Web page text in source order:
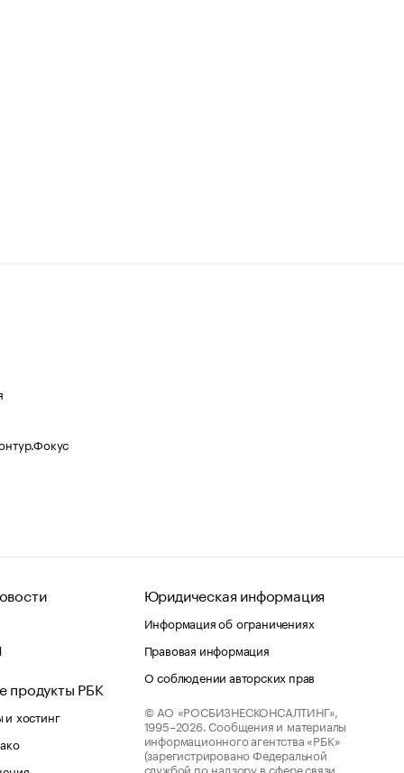
продукты РБК
хостинг
Юридическая информация
Информация об ограничениях
Правовая информация
О соблюдении авторских прав
© АО «РОСБИЗНЕСКОНСАЛТИНГ»,
1995–2026. Сообщения и материалы
информационного агентства «РБК»
(зарегистрировано Федеральной
службой по надзору в сфере связи,